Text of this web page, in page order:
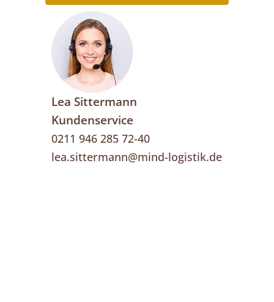
Lea Sittermann
Kundenservice
0211 946 285 72-40
lea.sittermann@mind-logistik.de